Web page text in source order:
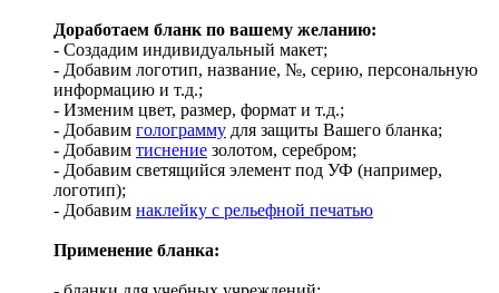
Доработаем бланк по вашему желанию:
- Создадим индивидуальный макет;
- Добавим логотип, название, №, серию, персональную
информацию и т.д.;
- Изменим цвет, размер, формат и т.д.;
- Добавим голограмму для защиты Вашего бланка;
- Добавим тиснение золотом, серебром;
- Добавим светящийся элемент под УФ (например,
логотип);
- Добавим наклейку с рельефной печатью
Применение бланка: